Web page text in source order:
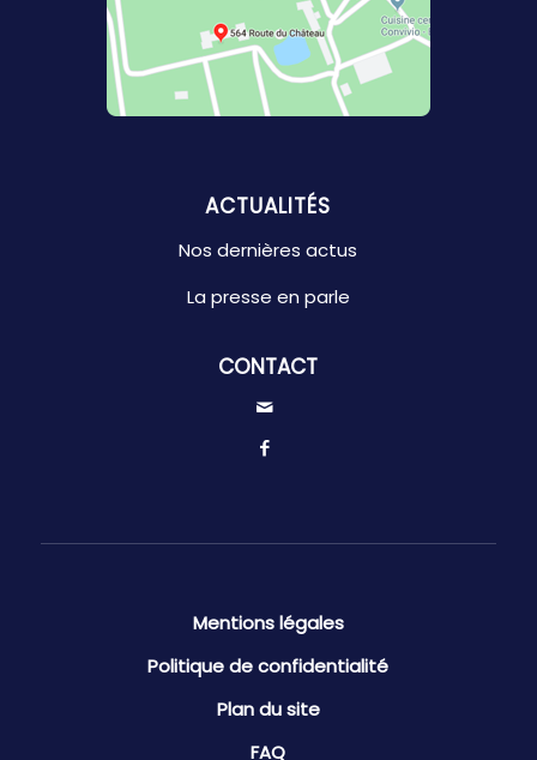
ACTUALITÉS
Nos dernières actus
La presse en parle
CONTACT
Mentions légales
Politique de confidentialité
Plan du site
FAQ